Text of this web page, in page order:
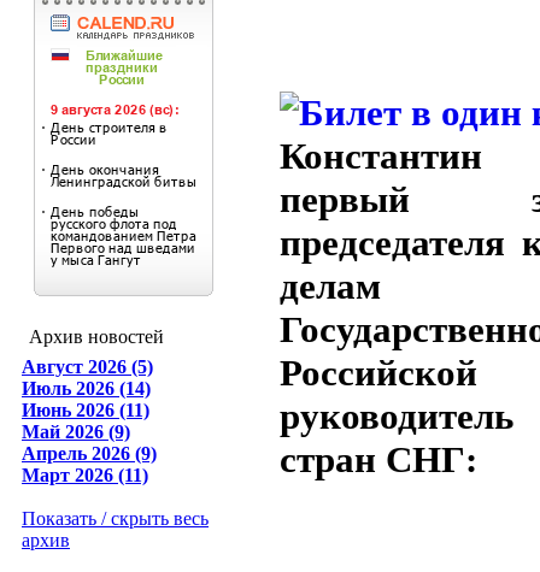
Архив новостей
Август 2026 (5)
Июль 2026 (14)
Июнь 2026 (11)
Май 2026 (9)
Апрель 2026 (9)
Март 2026 (11)
Показать / скрыть весь
архив
первый
председателя
Российской
стран СНГ: